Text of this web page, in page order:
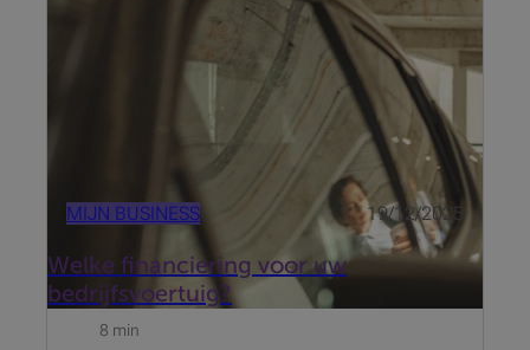
MIJN BUSINESS 19/12/2025
Welke financiering voor uw
bedrijfsvoertuig?
een onmisbare tool in uw werk zijn én een
8 min